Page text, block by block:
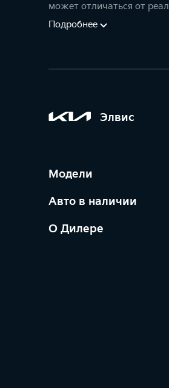
может отличаться от
Подробнее
Элвис
Модели
Авто в наличии
О Дилере